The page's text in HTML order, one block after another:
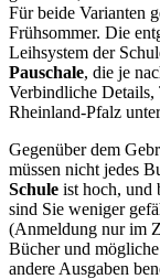
Für beide Varianten
Frühsommer. Die
Leihsystem der
Pauschale, die je
Verbindliche Details,
Rheinland-Pfalz
Gegenüber dem
müssen nicht jedes
Schule ist hoch, und
sind Sie weniger
(Anmeldung nur im
Bücher und
andere Ausgaben